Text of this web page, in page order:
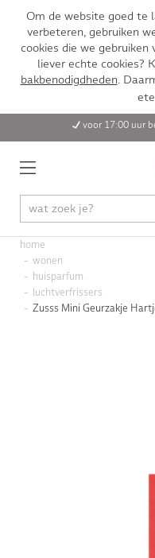
Om de website goed te
verbeteren, gebruiken
cookies die we gebruiken
liever echte cookies?
bakbenodigdheden.
voor 17:00 uur
home
wonen
huisparfum
luchtverfrissers
Zusss Mini Geurzakje